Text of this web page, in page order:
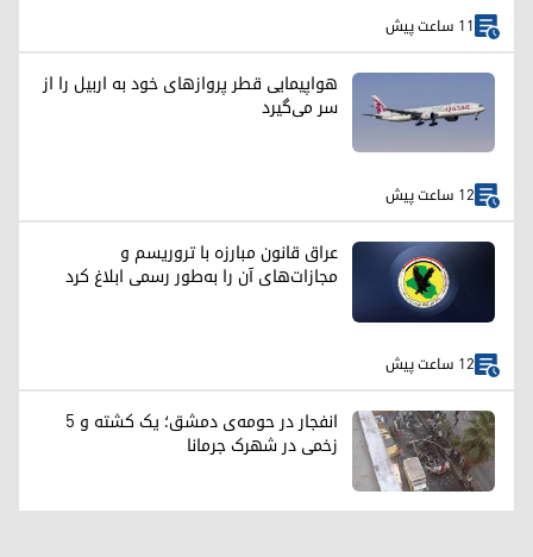
11 ساعت پیش
هواپیمایی قطر پروازهای خود به اربیل را از
سر می‌گیرد
12 ساعت پیش
عراق قانون مبارزه با تروریسم و
مجازات‌های آن را به‌طور رسمی ابلاغ کرد
12 ساعت پیش
انفجار در حومه‌ی دمشق؛ یک کشته و ۵
زخمی در شهرک جرمانا